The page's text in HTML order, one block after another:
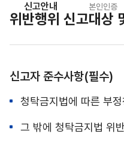
위반행위 신고대상
신고안내 본인인증
신고자 준수사항(필수)
청탁금지법에 따른 부
그 밖에 청탁금지법 위